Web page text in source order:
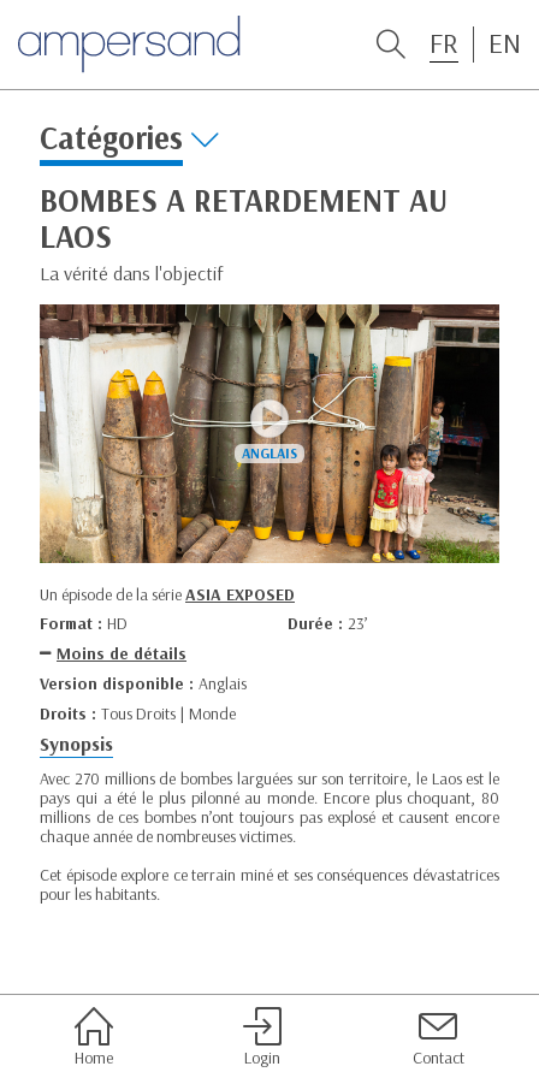
FR EN
Catégories
BOMBES A RETARDEMENT AU
LAOS
La vérité dans l'objectif
Un épisode de la sérieASIA EXPOSED
Format : HD Durée : 23’
Moins de détails
Version disponible : Anglais
Droits : Tous Droits | Monde
Synopsis
Avec 270 millions de bombes larguées sur son territoire, le Laos est le
pays qui a été le plus pilonné au monde. Encore plus choquant, 80
millions de ces bombes n’ont toujours pas explosé et causent encore
chaque année de nombreuses victimes.
Cet épisode explore ce terrain miné et ses conséquences dévastatrices
pour les habitants.
Home Login Contact